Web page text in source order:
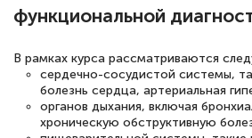
функциональной
В рамках курса рассматриваются
сердечно-сосудистой системы,
болезнь сердца, артериальная
органов дыхания, включая
хроническую обструктивную